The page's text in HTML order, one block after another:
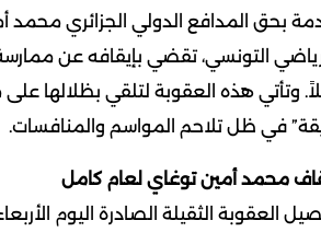
بحق المدافع الدولي الجزائري محمد
وتأتي هذه العقوبة لتلقي بظلالها
في ظل تلاحم المواسم والمنافسات.
محمد أمين توغاي لعام كامل